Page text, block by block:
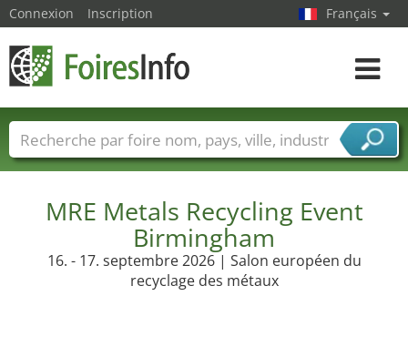
MRE Metals Recycling Event
Birmingham
16. - 17. septembre 2026 | Salon européen du
recyclage des métaux
Connexion Inscription Français
Toggle
Foire noms Pays Villes
Secteurs de foire